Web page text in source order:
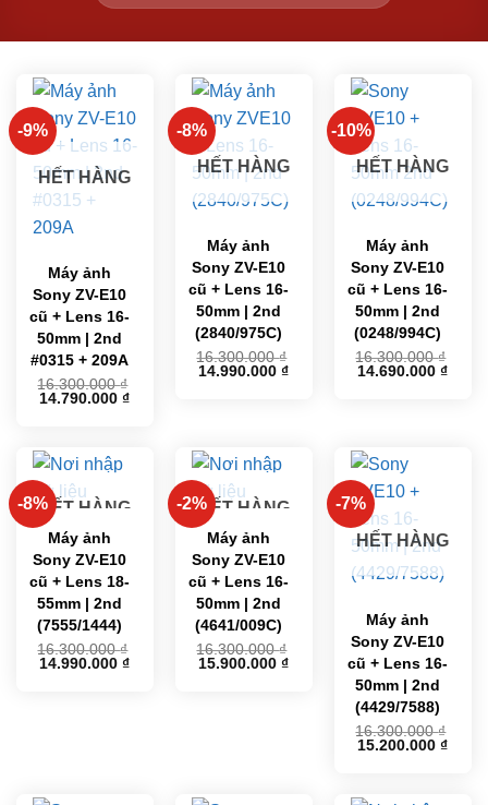
-9%
HẾT HÀNG
Máy ảnh
Sony ZV-E10
cũ + Lens 16-
50mm | 2nd
#0315 + 209A
16.300.000₫
Giá
14.790.000₫Giá
14.790.000 ₫.
-8%
HẾT HÀNG
Máy ảnh
Sony ZV-E10
cũ + Lens 16-
50mm | 2nd
(2840/975C)
16.300.000₫
Giá
14.990.000₫Giá
-10%
HẾT HÀNG
Máy ảnh
Sony ZV-E10
cũ + Lens 16-
50mm | 2nd
(0248/994C)
16.300.000₫
Giá
14.690.000₫Giá
-8%HẾT HÀNG
Máy ảnh
Sony ZV-E10
cũ + Lens 18-
55mm | 2nd
(7555/1444)
16.300.000₫
Giá
14.990.000₫Giá
-2%HẾT HÀNG
Máy ảnh
Sony ZV-E10
cũ + Lens 16-
50mm | 2nd
(4641/009C)
16.300.000₫
Giá
15.900.000₫Giá
15.900.000 ₫.
-7%
HẾT HÀNG
Máy ảnh
Sony ZV-E10
cũ + Lens 16-
50mm | 2nd
(4429/7588)
16.300.000₫
Giá
15.200.000₫Giá